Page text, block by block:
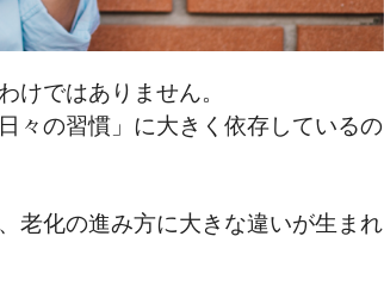
ではありません。
々の習慣」に大きく依存しているの
老化の進み方に大きな違いが生まれ